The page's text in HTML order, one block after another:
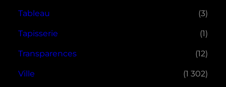
Tableau (3)
Tapisserie (1)
Transparences (12)
Ville (1 302)